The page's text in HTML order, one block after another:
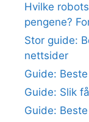
Hvilke
pengene?
Stor guide:
nettsider
Guide:
Guide: Slik
Guide: